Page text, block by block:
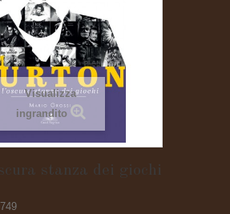
Visualizza
ingrandito
stanza dei giochi